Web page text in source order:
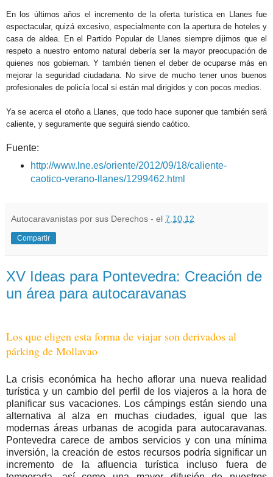
En los últimos años el incremento de la oferta turística en Llanes fue
espectacular, quizá excesivo, especialmente con la apertura de hoteles y
casa de aldea. En el Partido Popular de Llanes siempre dijimos que el
respeto a nuestro entorno natural debería ser la mayor preocupación de
quienes nos gobiernan. Y también tienen el deber de ocuparse más en
mejorar la seguridad ciudadana. No sirve de mucho tener unos buenos
profesionales de policía local si están mal dirigidos y con pocos medios.
Ya se acerca el otoño a Llanes, que todo hace suponer que también será
caliente, y seguramente que seguirá siendo caótico.
Fuente:
http://www.lne.es/oriente/2012/09/18/caliente-
caotico-verano-llanes/1299462.html
Autocaravanistas por sus Derechos - el 7.10.12
Compartir
XV Ideas para Pontevedra: Creación de
un área para autocaravanas
Los que eligen esta forma de viajar son derivados al
párking de Mollavao
La crisis económica ha hecho aflorar una nueva realidad
turística y un cambio del perfil de los viajeros a la hora de
planificar sus vacaciones. Los cámpings están siendo una
alternativa al alza en muchas ciudades, igual que las
modernas áreas urbanas de acogida para autocaravanas.
Pontevedra carece de ambos servicios y con una mínima
inversión, la creación de estos recursos podría significar un
incremento de la afluencia turística incluso fuera de